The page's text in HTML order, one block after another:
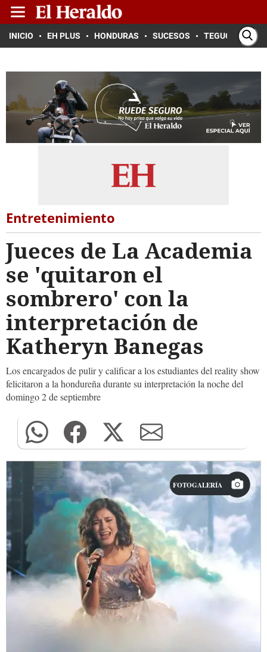
INICIO EH PLUS HONDURAS SUCESOS TEGUCIGALPA
Entretenimiento
Jueces de La Academia
se 'quitaron el
sombrero' con la
interpretación de
Katheryn Banegas
Los encargados de pulir y calificar a los estudiantes del reality show
felicitaron a la hondureña durante su interpretación la noche del
domingo 2 de septiembre
FOTOGALERÍA